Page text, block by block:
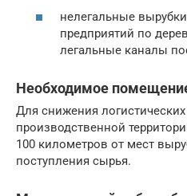
нелегальные
предприятий по
легальные каналы
Необходимое
Для снижения
производственной
100 километров от мест
поступления сырья.